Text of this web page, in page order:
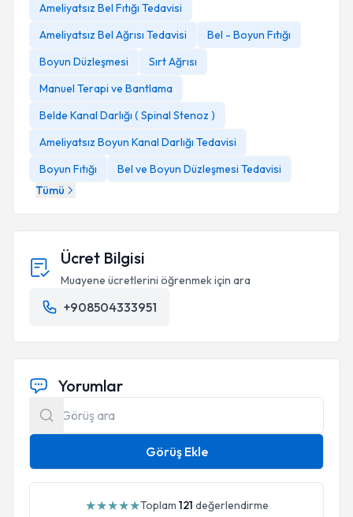
Ameliyatsız Bel Fıtığı Tedavisi
Ameliyatsız Bel Ağrısı Tedavisi
Bel - Boyun Fıtığı
Boyun Düzleşmesi
Sırt Ağrısı
Manuel Terapi ve Bantlama
Belde Kanal Darlığı ( Spinal Stenoz )
Ameliyatsız Boyun Kanal Darlığı Tedavisi
Boyun Fıtığı
Bel ve Boyun Düzleşmesi Tedavisi
Tümü
Ücret Bilgisi
Muayene ücretlerini öğrenmek için ara
+908504333951
Yorumlar
Görüş Ekle
★★★★★Toplam 121 değerlendirme